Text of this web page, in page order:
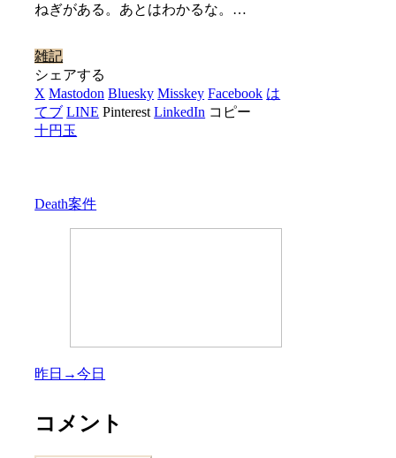
ねぎがある。あとはわかるな。…
雑記
シェアする
X Mastodon Bluesky Misskey Facebook は
てブ LINE Pinterest LinkedIn コピー
十円玉
Death案件
昨日→今日
コメント